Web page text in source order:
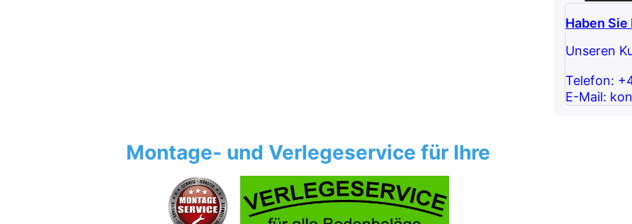
Montage- und Verlegeservice für Ihre
Haben Sie
Unseren
Telefon:
E-Mail: